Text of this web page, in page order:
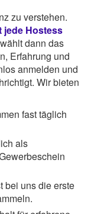
zu verstehen.
jede Hostess
dann das
Erfahrung und
anmelden und
Wir bieten
fast täglich
als
bei uns die erste